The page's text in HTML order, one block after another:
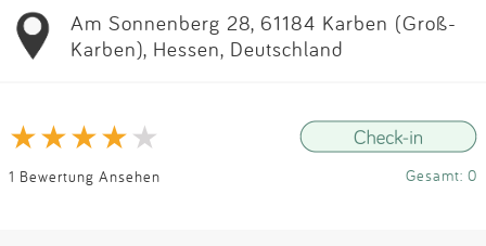
Am Sonnenberg 28, 61184 Karben (Groß-
Karben), Hessen, Deutschland
1 Bewertung Ansehen Gesamt: 0